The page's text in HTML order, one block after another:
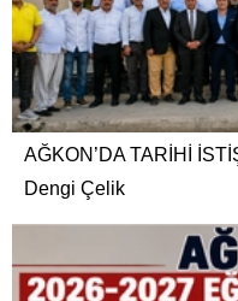
AĞKON’DA TARİHİ
Dengi Çelik